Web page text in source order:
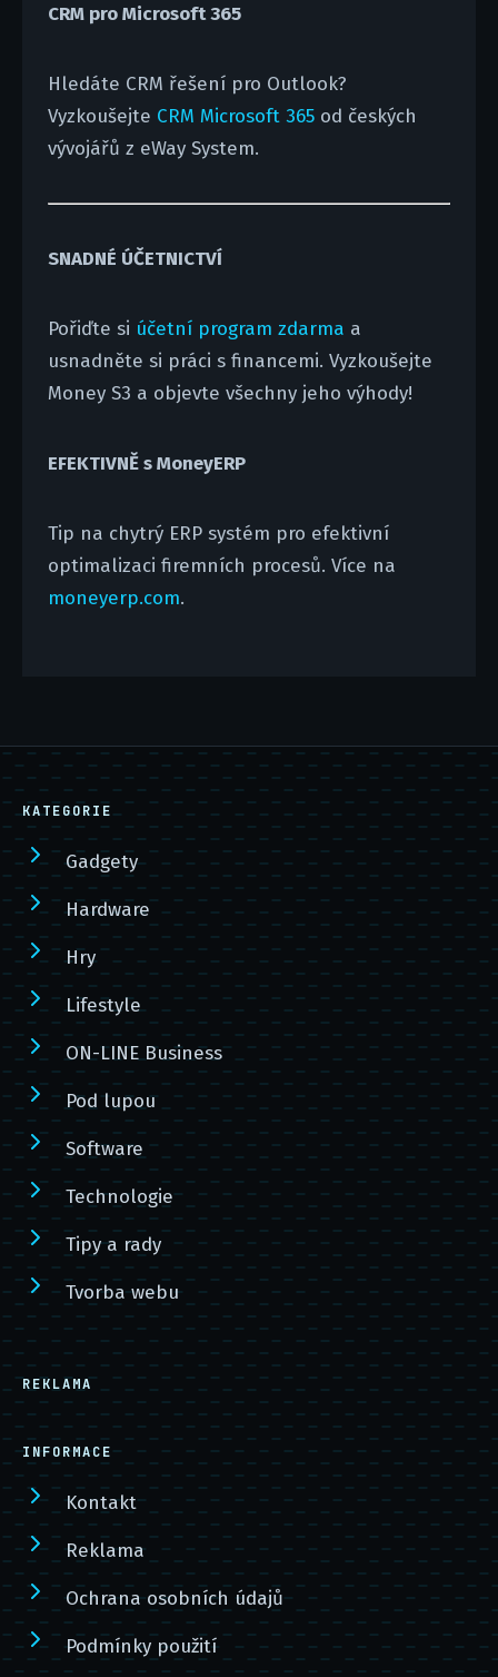
CRM pro Microsoft 365
Hledáte CRM řešení pro Outlook?
Vyzkoušejte CRM Microsoft 365od českých
vývojářů z eWay System.
SNADNÉ ÚČETNICTVÍ
Pořiďte si účetní program zdarma a
usnadněte si práci s financemi. Vyzkoušejte
Money S3 a objevte všechny jeho výhody!
EFEKTIVNĚ s MoneyERP
Tip na chytrý ERP systém pro efektivní
optimalizaci firemních procesů. Více na
moneyerp.com.
KATEGORIE
Gadgety
Hardware
Hry
Lifestyle
ON-LINE Business
Pod lupou
Software
Technologie
Tipy a rady
Tvorba webu
REKLAMA
INFORMACE
Kontakt
Reklama
Ochrana osobních údajů
Podmínky použití